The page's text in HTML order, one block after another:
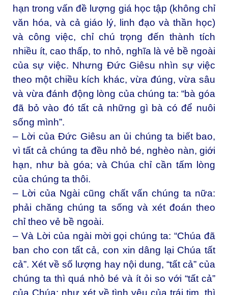
hạn trong vấn đề lượng giá học tập (không chỉ
văn hóa, và cả giáo lý, linh đạo và thần học)
và công việc, chỉ chú trọng đến thành tích
nhiều ít, cao thấp, to nhỏ, nghĩa là vẻ bề ngoài
của sự việc. Nhưng Đức Giêsu nhìn sự việc
theo một chiều kích khác, vừa đúng, vừa sâu
và vừa đánh động lòng của chúng ta: “bà góa
đã bỏ vào đó tất cả những gì bà có để nuôi
sống mình”.
– Lời của Đức Giêsu an ủi chúng ta biết bao,
vì tất cả chúng ta đều nhỏ bé, nghèo nàn, giới
hạn, như bà góa; và Chúa chỉ cần tấm lòng
của chúng ta thôi.
– Lời của Ngài cũng chất vấn chúng ta nữa:
phải chăng chúng ta sống và xét đoán theo
chỉ theo vẻ bề ngoài.
– Và Lời của ngài mời gọi chúng ta: “Chúa đã
ban cho con tất cả, con xin dâng lại Chúa tất
cả”. Xét về số lượng hay nội dung, “tất cả” của
chúng ta thì quá nhỏ bé và ít ỏi so với “tất cả”
của Chúa; như xét về tình yêu của trái tim, thì